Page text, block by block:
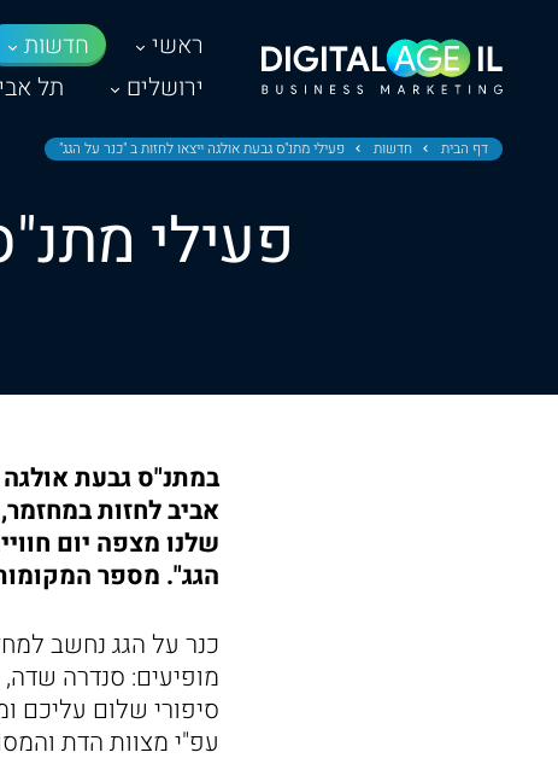
ראשי חדשות
ירושלים
תל
דף הבית חדשות פעילי מתנ"ס גבעת אולגה ייצאו לחזות ב "כנר על הגג"
פעילי
במתנ"ס גבעת
אביב לחזות
שלנו מצפה יום
הגג". מספר
כנר על הגג נחשב
מופיעים: סנדרה שדה,
סיפורי שלום עליכם
עפ"י מצוות הדת